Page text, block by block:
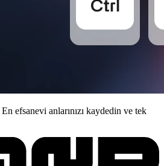
En efsanevi anlarınızı kaydedin ve tek